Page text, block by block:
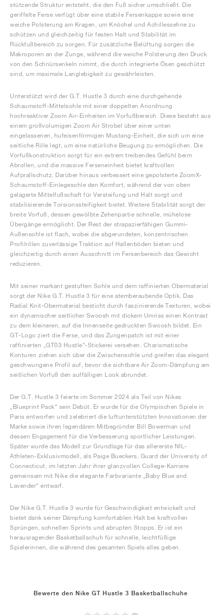
stützende Struktur entsteht, die den Fuß sicher umschließt. Die
geriffelte Ferse verfügt über eine stabile Fersenkappe sowie eine
weiche Polsterung am Kragen, um Knöchel und Achillessehne zu
schützen und gleichzeitig für festen Halt und Stabilität im
Rückfußbereich zu sorgen. Für zusätzliche Belüftung sorgen die
Makroporen an der Zunge, während die weiche Polsterung den Druck
von den Schnürsenkeln nimmt, die durch integrierte Ösen geschützt
sind, um maximale Langlebigkeit zu gewährleisten.
Unterstützt wird der G.T. Hustle 3 durch eine durchgehende
Schaumstoff-Mittelsohle mit einer doppelten Anordnung
hochreaktiver Zoom Air-Einheiten im Vorfußbereich. Diese besteht aus
einem großvolumigen Zoom Air Strobel über einer unten
eingelassenen, hufeisenförmigen Mustang-Einheit, die sich um eine
seitliche Rille legt, um eine natürliche Beugung zu ermöglichen. Die
Vorfußkonstruktion sorgt für ein extrem treibendes Gefühl beim
Abrollen, und die massive Ferseneinheit bietet kraftvollen
Aufprallschutz. Darüber hinaus verbessert eine gepolsterte ZoomX-
Schaumstoff-Einlegesohle den Komfort, während der von oben
gelagerte Mittelfußschaft für Versteifung und Halt sorgt und
stabilisierende Torsionssteifigkeit bietet. Weitere Stabilität sorgt der
breite Vorfuß, dessen gewölbte Zehenpartie schnelle, mühelose
Übergänge ermöglicht. Der Rest der strapazierfähigen Gummi-
Außensohle ist flach, wobei die abgerundeten, konzentrischen
Profilrillen zuverlässige Traktion auf Hallenböden bieten und
gleichzeitig durch einen Ausschnitt im Fersenbereich das Gewicht
reduzieren.
Mit seiner markant gestuften Sohle und dem raffinierten Obermaterial
sorgt der Nike G.T. Hustle 3 für eine atemberaubende Optik. Das
Radial Knit-Obermaterial besticht durch faszinierende Texturen, wobei
ein dynamischer seitlicher Swoosh mit dickem Umriss einen Kontrast
zu dem kleineren, auf die Innenseite gedruckten Swoosh bildet. Ein
GT-Logo ziert die Ferse, und das Zungenpatch ist mit einer
raffinierten „GT03 Hustle“-Stickerei versehen. Charismatische
Konturen ziehen sich über die Zwischensohle und greifen das elegant
geschwungene Profil auf, bevor die sichtbare Air Zoom-Dämpfung am
seitlichen Vorfuß den auffälligen Look abrundet.
Der G.T. Hustle 3 feierte im Sommer 2024 als Teil von Nikes
„Blueprint Pack“ sein Debüt. Er wurde für die Olympischen Spiele in
Paris entworfen und zelebriert die luftunterstützten Innovationen der
Marke sowie ihren legendären Mitbegründer Bill Bowerman und
dessen Engagement für die Verbesserung sportlicher Leistungen.
Später wurde das Modell zur Grundlage für das allererste NIL-
Athleten-Exklusivmodell, als Paige Bueckers, Guard der University of
Connecticut, im letzten Jahr ihrer glanzvollen College-Karriere
gemeinsam mit Nike die elegante Farbvariante „Baby Blue and
Lavender“ entwarf.
Der Nike G.T. Hustle 3 wurde für Geschwindigkeit entwickelt und
bietet dank seiner Dämpfung komfortablen Halt bei kraftvollen
Sprüngen, schnellen Sprints und abrupten Stopps. Er ist ein
herausragender Basketballschuh für schnelle, leichtfüßige
Spielerinnen, die während des gesamten Spiels alles geben.
Bewerte den Nike GT Hustle 3 Basketballschuhe